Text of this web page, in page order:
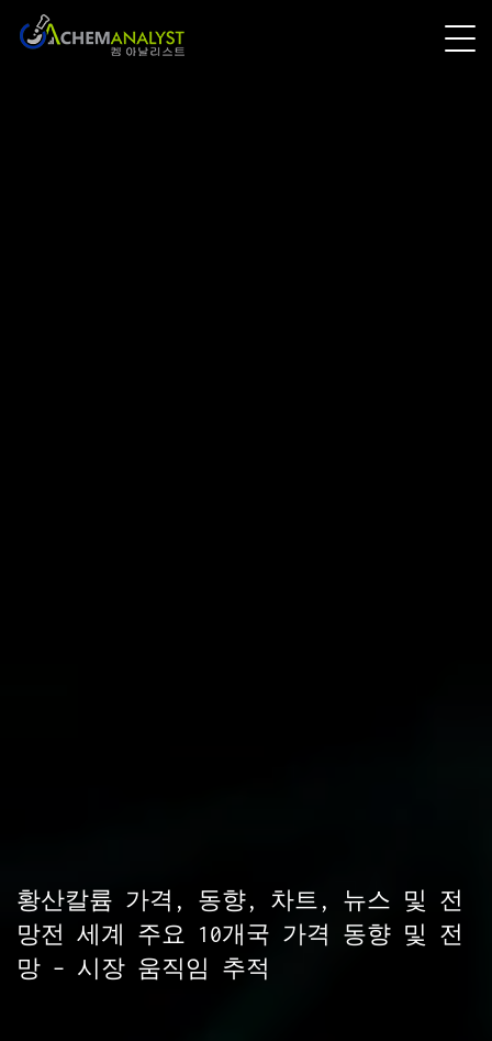
황산칼륨 가격, 동향, 차트, 뉴스 및 전
망전 세계 주요 10개국 가격 동향 및 전
망 – 시장 움직임 추적